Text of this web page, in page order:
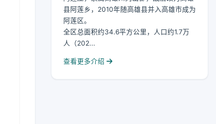
县阿莲乡，2010年随高雄县并入高雄市成为
阿莲区。
全区总面积约34.6平方公里，人口约1.7万
人（202...
查看更多介绍